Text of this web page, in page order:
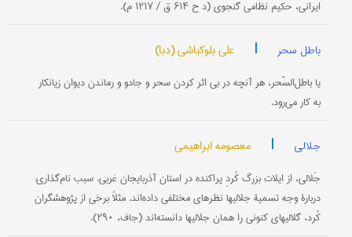
ایرانی، حکیم نظامی گنجوی (د ح ۶۱۴ ق / ۱۲۱۷ م).
باطل سحر | علی بلوکباشی (دبا)
یا باطل‌السّحر، هر آنچه در بی اثر کردن سحر و جادو و رماندن دیوان زیانکار
به کار می‌رود.
جلالی | معصومه ابراهیمی
جَلالی، از ایلات بزرگ کُردِ پراکنده در استان آذربایجان غربی. سبب نام‌گذاری:
دربارۀ وجه تسمیۀ جلالیها نظرهای مختلفی داده‌اند. مثلاً برخی از پژوهشگران
کُرد، گلالیهای کنونی را همان جلالیها دانسته‌اند (جاف، ۲۹۰).